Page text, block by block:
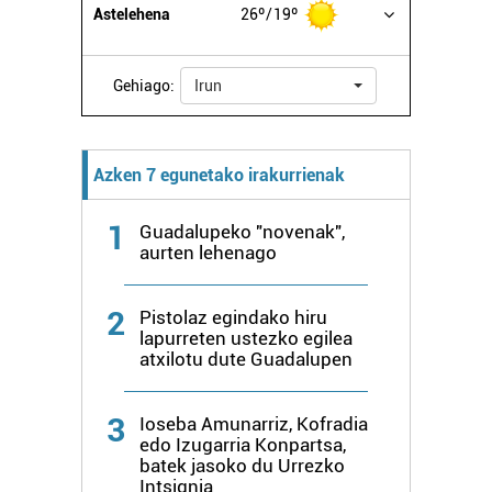
zure baimena Cookieen adierazpenean.
Webgune honek cookie propioak eta hirugarrenen cookie-
fitxategiak erabiltzen ditu. Zure esperientzia eta
baliatzen gara. Ohar hau onartuz gero, teknologia hori
erabiltzeko baimen esplizitua ematen diguzu.
Astelehena 26º 19º
Gehiago: Irun
Azken 7 egunetako irakurrienak
1
Guadalupeko "novenak",
aurten lehenago
2
Pistolaz egindako hiru
lapurreten ustezko egilea
atxilotu dute Guadalupen
3
Ioseba Amunarriz, Kofradia
edo Izugarria Konpartsa,
batek jasoko du Urrezko
Intsignia